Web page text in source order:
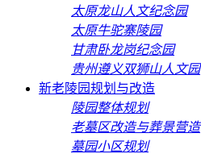
太原龙山人文纪念园
太原牛驼寨陵园
甘肃卧龙岗纪念园
贵州遵义双狮山人文园
新老陵园规划与改造
陵园整体规划
老墓区改造与葬景营造
墓园小区规划